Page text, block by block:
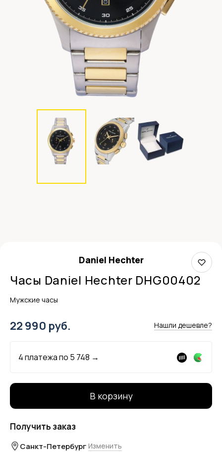
Daniel Hechter
Часы Daniel Hechter DHG00402
Мужские часы
22 990 руб. Нашли дешевле?
4 платежа по 5 748 →
В корзину
Получить заказ
Санкт-Петербург Изменить